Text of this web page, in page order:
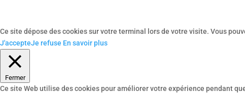
Ce site dépose des cookies sur votre terminal lors de votre visite. Vous
J'accepteJe refuse En savoir plus
Fermer
Ce site Web utilise des cookies pour améliorer votre expérience pendant